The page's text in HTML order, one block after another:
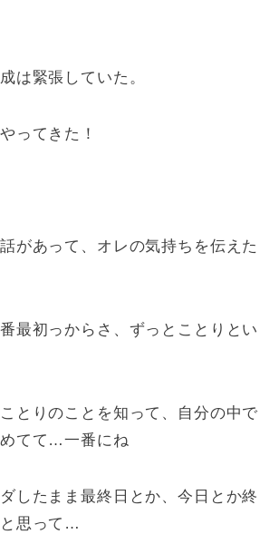
は緊張していた。
ってきた！
があって、オレの気持ちを伝えた
最初っからさ、ずっとことりとい
とりのことを知って、自分の中で
てて…一番にね
したまま最終日とか、今日とか終
思って…